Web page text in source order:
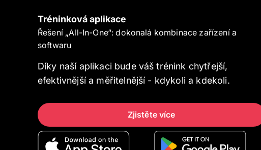
Tréninková aplikace
Řešení „All-In-One“: dokonalá kombinace zařízení a
softwaru
Díky naší aplikaci bude váš trénink chytřejší,
efektivnější a měřitelnější - kdykoli a kdekoli.
Zjistěte více